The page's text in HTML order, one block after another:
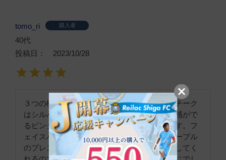
tomo_ri 購入者
40代
投稿日
2023/10/28
３つの機能が一つになったパレットです。①チーク
はシルバー味を感じるピュアなピンク。透明感がで
るピンクなので、大人かわいい印象になります。フ
ェイスパウダーはイルミネイトパウダーのパープル
のプレストタイプだそうです。くすみを飛ばしてく